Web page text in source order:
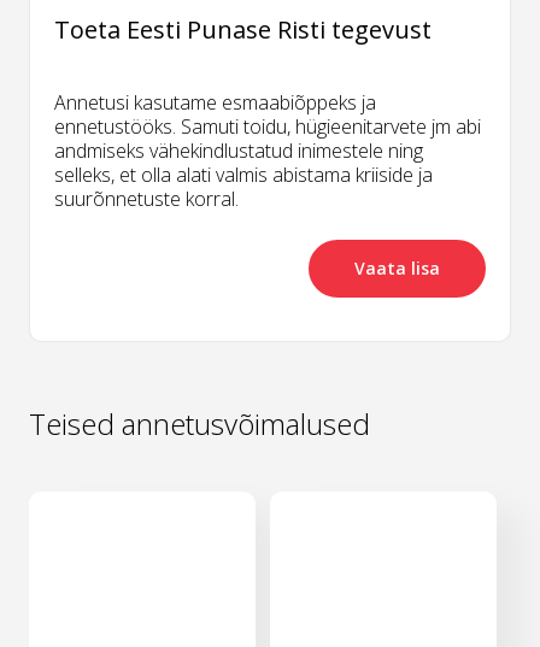
Toeta Eesti Punase Risti tegevust
Annetusi kasutame esmaabiõppeks ja
ennetustööks. Samuti toidu, hügieenitarvete jm abi
andmiseks vähekindlustatud inimestele ning
selleks, et olla alati valmis abistama kriiside ja
suurõnnetuste korral.
Vaata lisa
Teised annetusvõimalused